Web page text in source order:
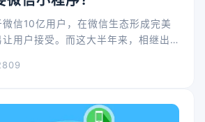
信10亿用户，在微信生态形成完美
用户接受。而这大半年来，相继出